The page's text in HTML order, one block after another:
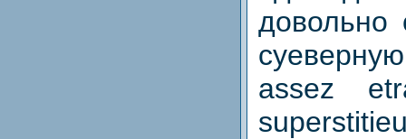
довольно
assez